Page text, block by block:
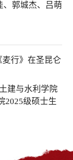
、郭城杰、吕萌
行》在圣昆仑
建与水利学院
2025级硕士生